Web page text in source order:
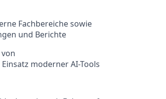
Fachbereiche sowie
und Berichte
moderner AI-Tools